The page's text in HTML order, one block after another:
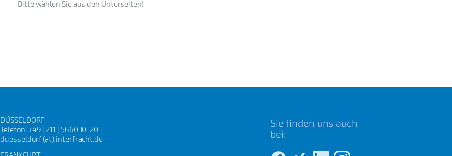
Bitte wählen Sie aus den Unterseiten!
DÜSSELDORF
Telefon: +49 | 211 | 566030-20
duesseldorf (at) interfracht.de
Sie finden uns auch
bei: